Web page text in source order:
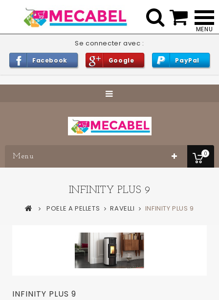
Se connecter avec :
Facebook Google PayPal
0
Menu
INFINITY PLUS 9
POELE A PELLETS RAVELLI INFINITY PLUS 9
INFINITY PLUS 9
 